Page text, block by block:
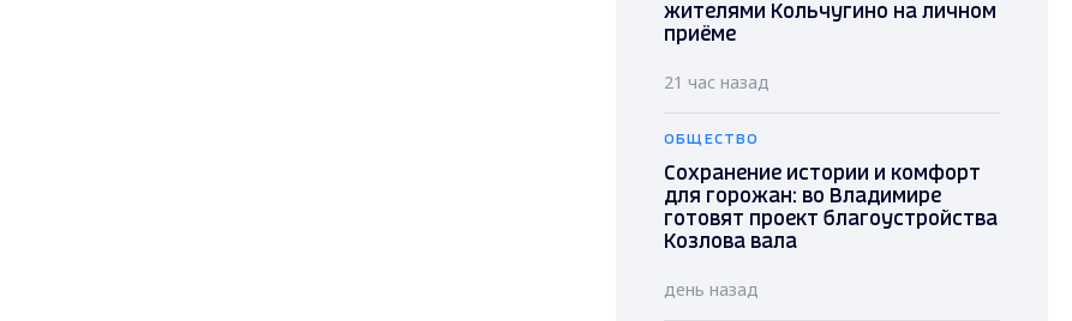
жителями Кольчугино на личном
приёме
21 час назад
ОБЩЕСТВО
Сохранение истории и комфорт
для горожан: во Владимире
готовят проект благоустройства
Козлова вала
день назад